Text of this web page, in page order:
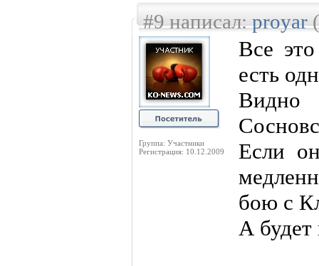
#9 написал:proyar
Группа: Участники
Регистрация: 10.12.2009
Все
есть
Видно
Если
бою с
А